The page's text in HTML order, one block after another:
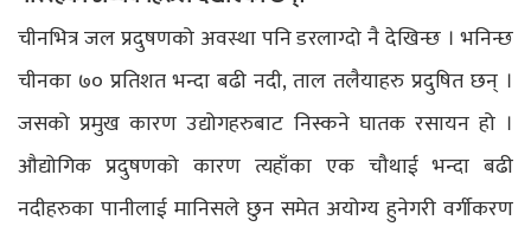
चीनभित्र जल प्रदुषणको अवस्था पनि डरलाग्दो नै देखिन्छ । भनिन्छ
चीनका ७० प्रतिशत भन्दा बढी नदी, ताल तलैयाहरु प्रदुषित छन् ।
जसको प्रमुख कारण उद्योगहरुबाट निस्कने घातक रसायन हो ।
औद्योगिक प्रदुषणको कारण त्यहाँका एक चौथाई भन्दा बढी
नदीहरुका पानीलाई मानिसले छुन समेत अयोग्य हुनेगरी वर्गीकरण